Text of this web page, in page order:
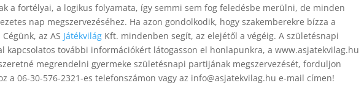
a fortélyai, a logikus folyamata, így semmi sem fog feledésbe merülni, de minden
nap megszervezéséhez. Ha azon gondolkodik, hogy szakemberekre bízza a
az AS Játékvilág Kft. mindenben segít, az elejétől a végéig. A születésnapi
kapcsolatos további információkért látogasson el honlapunkra, a www.asjatekvilag.hu
megrendelni gyermeke születésnapi partijának megszervezését, forduljon
a 06-30-576-2321-es telefonszámon vagy az info@asjatekvilag.hu e-mail címen!